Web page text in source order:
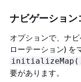
ナビゲーション
オプションで、ナ
ローテーション) を
要があります。